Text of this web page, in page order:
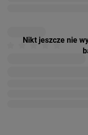
Nikt jeszcze nie